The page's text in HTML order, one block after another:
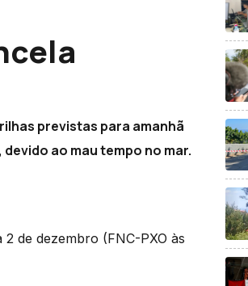
previstas para amanhã
ao mau tempo no mar.
de dezembro (FNC-PXO às